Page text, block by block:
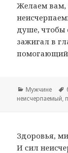
Желаем вам,
душе, чтобы
зажигал в
помогающий
Рубрики
Мужчине
неисчерпаемый,
Здоровья,
И сил